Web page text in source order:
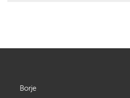
Borje